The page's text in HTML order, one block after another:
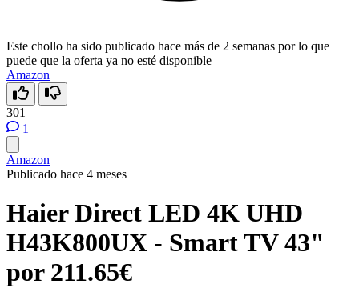
Este chollo ha sido publicado hace más de 2 semanas por lo que
puede que la oferta ya no esté disponible
Amazon
301
1
Amazon
Publicado hace 4 meses
Haier Direct LED 4K UHD
H43K800UX - Smart TV 43"
por 211.65€